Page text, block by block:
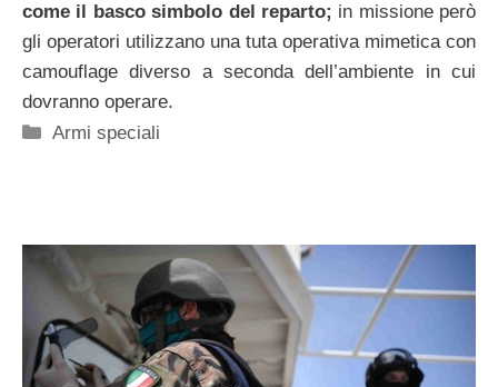
come il basco simbolo del reparto; in missione però
gli operatori utilizzano una tuta operativa mimetica con
camouflage diverso a seconda dell’ambiente in cui
dovranno operare.
Categorie
Armi speciali